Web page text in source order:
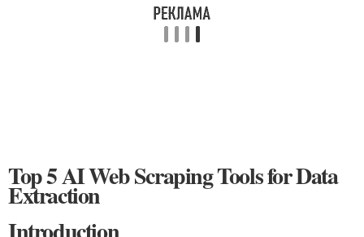
Top 5 AI Web Scraping Tools for Data
Extraction